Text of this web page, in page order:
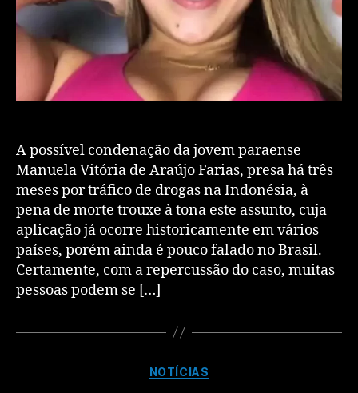
A possível condenação da jovem paraense
Manuela Vitória de Araújo Farias, presa há três
meses por tráfico de drogas na Indonésia, à
pena de morte trouxe à tona este assunto, cuja
aplicação já ocorre historicamente em vários
países, porém ainda é pouco falado no Brasil.
Certamente, com a repercussão do caso, muitas
pessoas podem se […]
NOTÍCIAS